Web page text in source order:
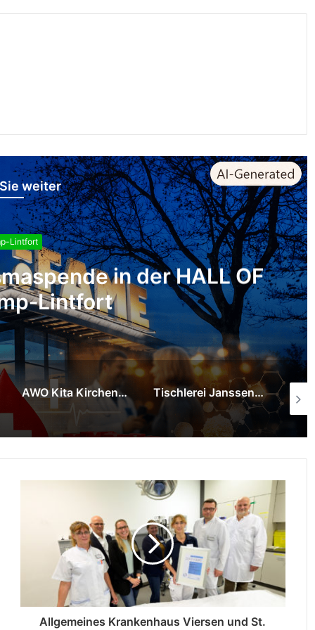
weiter
Lintfort
am 13. August
Tischlerei Janssen & Partner spendet Kommunikationstafel für das städtische Familienzentrum Wirbelwind Besonderer Filmabend mit Herz in der “Hall of Fame”:
Allgemeines Krankenhaus Viersen und St.